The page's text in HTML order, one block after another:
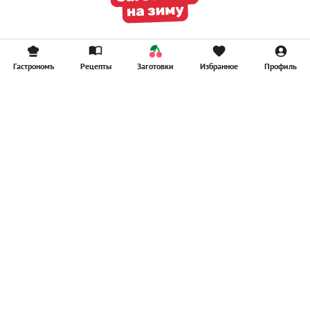
Гастрономъ Рецепты Заготовки Избранное Профиль